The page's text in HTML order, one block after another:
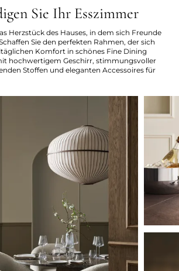
Sie Ihr Esszimmer
Herzstück des Hauses, in dem sich Freunde
Sie den perfekten Rahmen, der sich
Komfort in schönes Fine Dining
hochwertigem Geschirr, stimmungsvoller
Stoffen und eleganten Accessoires für